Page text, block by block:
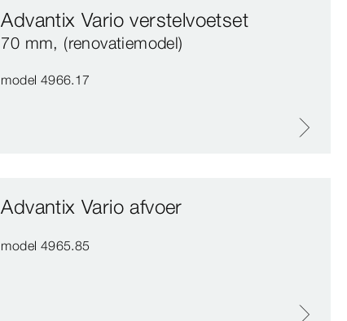
Advantix Vario verstelvoetset
70 mm, (renovatiemodel)
model 4966.17
Advantix Vario afvoer
model 4965.85